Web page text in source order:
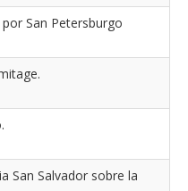
San Petersburgo
San Salvador sobre la